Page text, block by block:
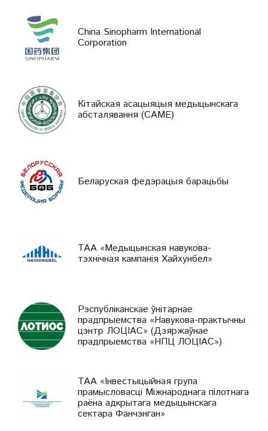
China Sinopharm International
Corporation
Кітайская асацыяцыя медыцынскага
абсталявання (CAME)
Беларуская федэрацыя барацьбы
ТАА «Медыцынская навукова-
тэхнічная кампанія Хайхунбел»
Рэспубліканскае ўнітарнае
прадпрыемства «Навукова-практычны
цэнтр ЛОЦІАС» (Дзяржаўнае
прадпрыемства «НПЦ ЛОЦІАС»)
ТАА «Інвестыцыйная група
прамысловасці Міжнароднага пілотнага
раёна адкрытага медыцынскага
сектара Фанчэнган»